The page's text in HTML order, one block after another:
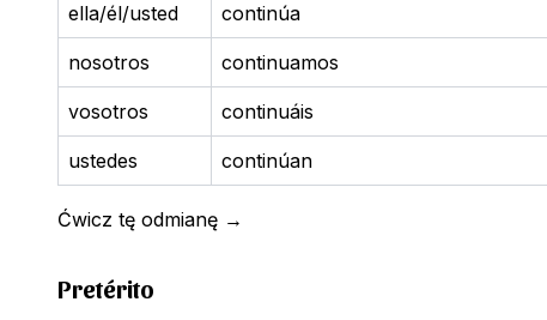
ella/él/usted continúa
nosotros continuamos
vosotros continuáis
ustedes continúan
Ćwicz tę odmianę →
Pretérito